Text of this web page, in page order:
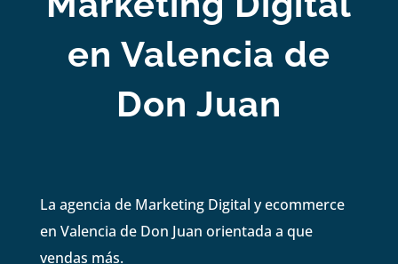
en Valencia de
Don Juan
La agencia de Marketing Digital y ecommerce
en Valencia de Don Juan orientada a que
vendas más.